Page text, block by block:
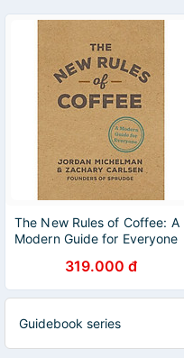
The New Rules of Coffee: A
Modern Guide for Everyone
319.000 đ
Guidebook series